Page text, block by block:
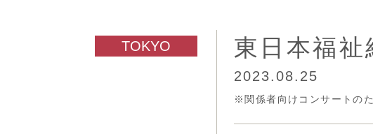
東日本福
2023.08.25
※関係者向けコンサートの